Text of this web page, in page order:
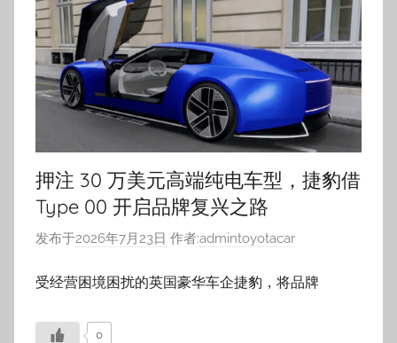
押注 30 万美元高端纯电车型，捷豹借
Type 00 开启品牌复兴之路
发布于2026年7月23日 作者:admintoyotacar
受经营困境困扰的英国豪华车企捷豹，将品牌
0